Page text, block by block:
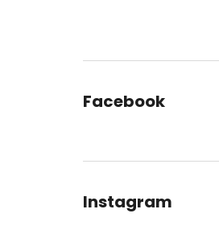
Facebook
Instagram